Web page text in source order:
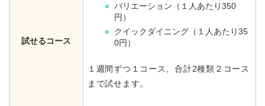
試せるコース
バリエーション（１人あたり350
円）
クイックダイニング（１人あたり35
0円）
１週間ずつ１コース、合計2種類２コース
まで試せます。